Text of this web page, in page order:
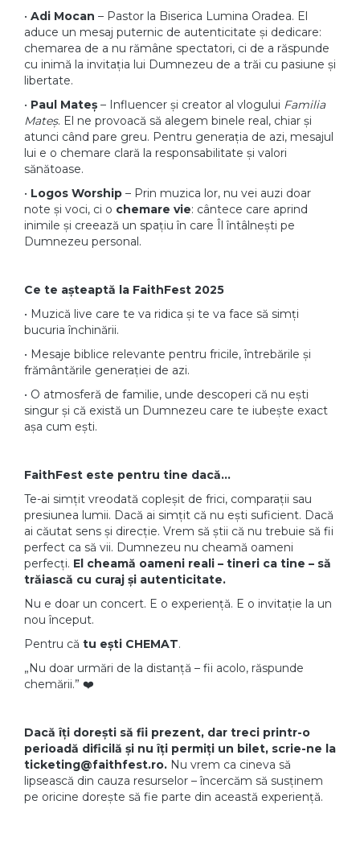
• Adi Mocan – Pastor la Biserica Lumina Oradea. El
aduce un mesaj puternic de autenticitate și dedicare:
chemarea de a nu rămâne spectatori, ci de a răspunde
cu inimă la invitația lui Dumnezeu de a trăi cu pasiune și
libertate.
• Paul Mateș – Influencer și creator al vlogului Familia
Mateș. El ne provoacă să alegem binele real, chiar și
atunci când pare greu. Pentru generația de azi, mesajul
lui e o chemare clară la responsabilitate și valori
sănătoase.
• Logos Worship – Prin muzica lor, nu vei auzi doar
note și voci, ci o chemare vie: cântece care aprind
inimile și creează un spațiu în care Îl întâlnești pe
Dumnezeu personal.
Ce te așteaptă la FaithFest 2025
• Muzică live care te va ridica și te va face să simți
bucuria închinării.
• Mesaje biblice relevante pentru fricile, întrebările și
frământările generației de azi.
• O atmosferă de familie, unde descoperi că nu ești
singur și că există un Dumnezeu care te iubește exact
așa cum ești.
FaithFest este pentru tine dacă…
Te-ai simțit vreodată copleșit de frici, comparații sau
presiunea lumii. Dacă ai simțit că nu ești suficient. Dacă
ai căutat sens și direcție. Vrem să știi că nu trebuie să fii
perfect ca să vii. Dumnezeu nu cheamă oameni
perfecți. El cheamă oameni reali – tineri ca tine – să
trăiască cu curaj și autenticitate.
Nu e doar un concert. E o experiență. E o invitație la un
nou început.
Pentru că tu ești CHEMAT.
„Nu doar urmări de la distanță – fii acolo, răspunde
chemării.” ❤️
Dacă îți dorești să fii prezent, dar treci printr-o
perioadă dificilă și nu îți permiți un bilet, scrie-ne la
ticketing@faithfest.ro. Nu vrem ca cineva să
lipsească din cauza resurselor – încercăm să susținem
pe oricine dorește să fie parte din această experiență.